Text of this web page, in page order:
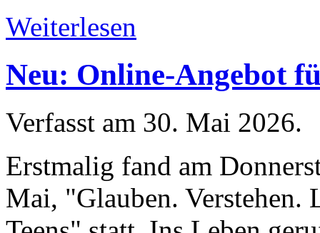
Weiterlesen
Neu: Online-Angebot
Verfasst am 30. Mai 2026.
Erstmalig fand am
Mai, "Glauben. Verstehen.